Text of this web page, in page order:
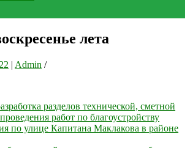
лета
| Admin /
разделов технической, сметной
работ по благоустройству
по улице Капитана Маклакова в районе